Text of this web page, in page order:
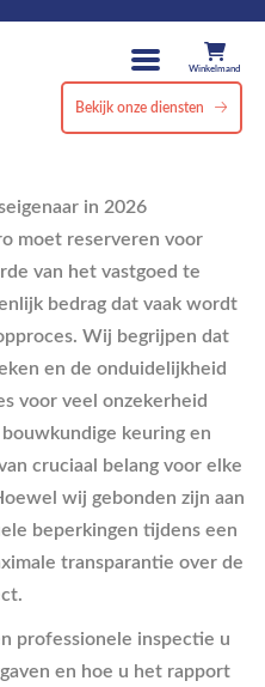
Winkelmand
Bekijk onze diensten
in 2026
moet reserveren voor
van het vastgoed te
bedrag dat vaak wordt
Wij begrijpen dat
en de onduidelijkheid
voor veel onzekerheid
keuring en
cruciaal belang voor elke
wij gebonden zijn aan
beperkingen tijdens een
transparantie over de
professionele inspectie u
en hoe u het rapport